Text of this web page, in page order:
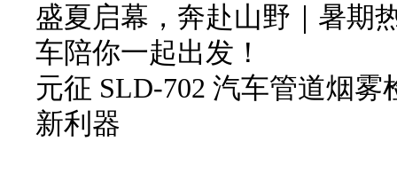
盛夏启幕，奔赴山野｜暑期
车陪你一起出发！
元征 SLD-702 汽车管道烟
新利器